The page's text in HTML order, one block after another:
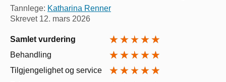
Tannlege: Katharina Renner
Skrevet 12. mars 2026
Samlet vurdering
Behandling
Tilgjengelighet og service